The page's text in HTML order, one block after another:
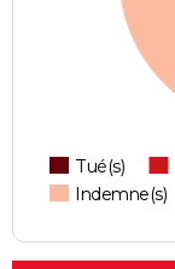
Tué(s)
Indemne(s)